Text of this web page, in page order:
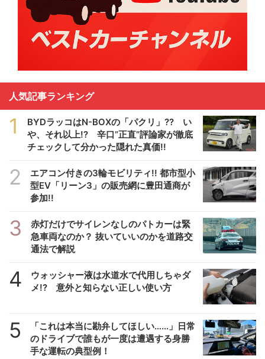
人気記事ランキング
1
BYDラッコはN-BOXの「パクリ」?? い
や、それ以上!? 辛口”正直”評論家が徹底
チェックして分かった隠れた真価!!
2
エアコン付きの3輪モビリティ!! 都市型小
型EV「リーン3」の販売網に豊田通商が
参加!!
3
赤灯だけでサイレンなしのパトカーは緊
急車両なのか？ 抜いていいのかを道路交
通法で解説
4
ウォッシャー液は水道水で代用しちゃダ
メ!? 意外と知らない正しい使い方
5
「これは本当に勘弁してほしい……」日常
のドライブで誰もが一度は遭遇する身勝
手な運転の典型例！